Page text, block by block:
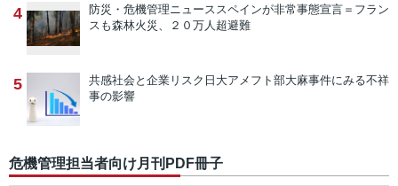
4 防災・危機管理ニューススペインが非常事態宣言＝フラン
スも森林火災、２０万人超避難
5 共感社会と企業リスク 日大アメフト部大麻事件にみる不祥
事の影響
危機管理担当者向け月刊PDF冊子